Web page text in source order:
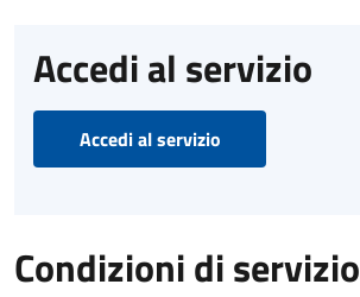
Accedi al servizio
Accedi al servizio
Condizioni di servizio